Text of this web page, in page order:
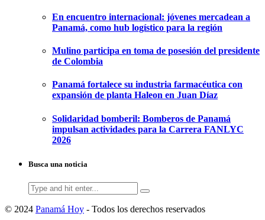
En encuentro internacional: jóvenes mercadean a
Panamá, como hub logístico para la región
Mulino participa en toma de posesión del presidente
de Colombia
Panamá fortalece su industria farmacéutica con
expansión de planta Haleon en Juan Díaz
Solidaridad bomberil: Bomberos de Panamá
impulsan actividades para la Carrera FANLYC
2026
Busca una noticia
Search
for:
© 2024 Panamá Hoy - Todos los derechos reservados